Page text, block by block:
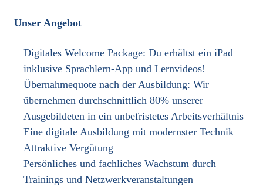
Unser Angebot
Digitales Welcome Package: Du erhältst ein iPad
inklusive Sprachlern-App und Lernvideos!
Übernahmequote nach der Ausbildung: Wir
übernehmen durchschnittlich 80% unserer
Ausgebildeten in ein unbefristetes Arbeitsverhältnis
Eine digitale Ausbildung mit modernster Technik
Attraktive Vergütung
Persönliches und fachliches Wachstum durch
Trainings und Netzwerkveranstaltungen